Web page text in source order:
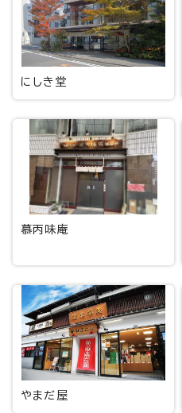
にしき堂
慕丙味庵
やまだ屋